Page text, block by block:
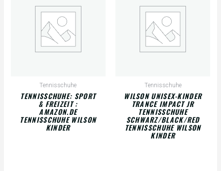
Tennisschuhe
TENNISSCHUHE: SPORT
& FREIZEIT :
AMAZON.DE
TENNISSCHUHE WILSON
KINDER
Tennisschuhe
WILSON UNISEX-KINDER
TRANCE IMPACT JR
TENNISSCHUHE
SCHWARZ/BLACK/RED
TENNISSCHUHE WILSON
KINDER